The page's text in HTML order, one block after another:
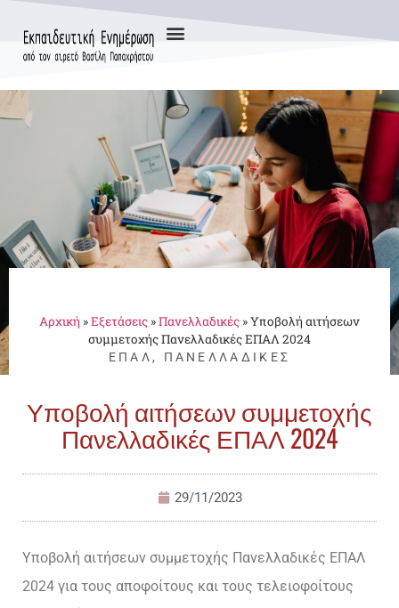
Αρχική »Εξετάσεις »Πανελλαδικές »Υποβολή αιτήσεων
συμμετοχής Πανελλαδικές ΕΠΑΛ 2024
ΕΠΑΛ , ΠΑΝΕΛΛΑΔΙΚΈΣ
Υποβολή αιτήσεων συμμετοχής
Πανελλαδικές ΕΠΑΛ 2024
29/11/2023
Υποβολή αιτήσεων συμμετοχής Πανελλαδικές ΕΠΑΛ
2024 για τους αποφοίτους και τους τελειοφοίτους